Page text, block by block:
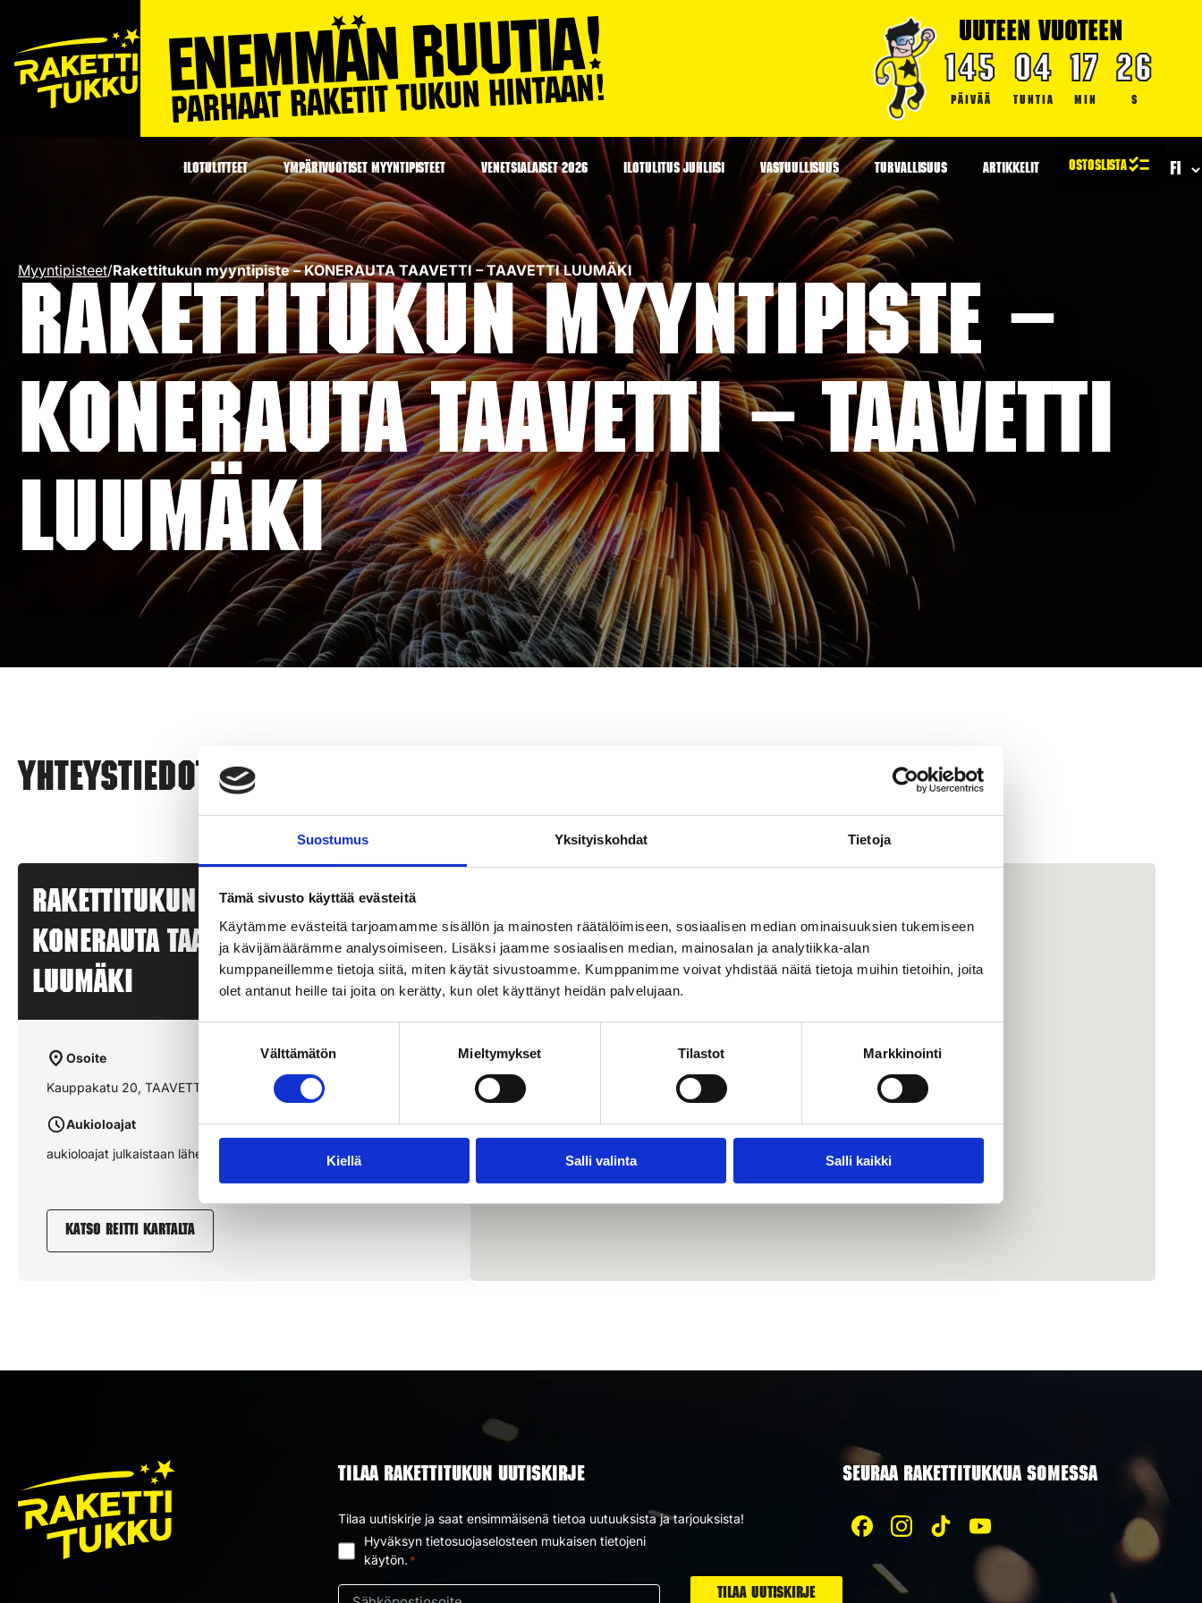
Suostumus Yksityiskohdat Tietoja
Tämä sivusto käyttää evästeitä
Käytämme evästeitä tarjoamamme sisällön ja mainosten räätälöimiseen, sosiaalisen median ominaisuuksien tukemiseen
ja kävijämäärämme analysoimiseen. Lisäksi jaamme sosiaalisen median, mainosalan ja analytiikka-alan
kumppaneillemme tietoja siitä, miten käytät sivustoamme. Kumppanimme voivat yhdistää näitä tietoja muihin tietoihin, joita
olet antanut heille tai joita on kerätty, kun olet käyttänyt heidän palvelujaan.
Välttämätön Mieltymykset Tilastot Markkinointi
Kiellä Salli valinta Salli kaikki
UUTEEN VUOTEEN
145
PÄIVÄÄ
04
TUNTIA
17
MIN
25
S
ILOTULITTEET YMPÄRIVUOTISET MYYNTIPISTEET VENETSIALAISET 2026 ILOTULITUS JUHLIISI VASTUULLISUUS TURVALLISUUS ARTIKKELIT
Myyntipisteet/Rakettitukun myyntipiste – KONERAUTA TAAVETTI – TAAVETTI LUUMÄKI
Rakettitukun myyntipiste –
KONERAUTA TAAVETTI – TAAVETTI
LUUMÄKI
Yhteystiedot
Rakettitukun myyntipiste –
KONERAUTA TAAVETTI – TAAVETTI
LUUMÄKI
Osoite
Kauppakatu 20, TAAVETTI LUUMÄKI
Aukioloajat
aukioloajat julkaistaan lähempänä sesonkia
Katso reitti kartalta
TILAA RAKETTITUKUN UUTISKIRJE
Tilaa uutiskirje ja saat ensimmäisenä tietoa uutuuksista ja tarjouksista!
Suostumus
*
Hyväksyn tietosuojaselosteen mukaisen tietojeni
käytön. *
SEURAA RAKETTITUKKUA SOMESSA